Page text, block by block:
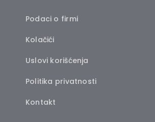
Podaci o firmi
Kolačići
Uslovi korišćenja
Politika privatnosti
Kontakt